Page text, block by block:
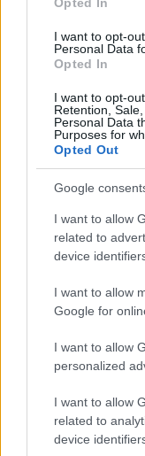
I want to opt-
Personal Data
Opted In
I want to opt-
Retention,
Personal Data
Purposes for
Opted Out
Google
I want to allow
related to
device
I want to allow
Google for
I want to allow
personalized
I want to allow
related to
device
munkáltatói jogaikat
Sok volt az
kapott, más
A Szolnok megyei
további üzemeltetését
Csendélet 5.0: alig
élhető város
Pénteken újra
Napokon belül
Országgyűlés
Kiterjedt tüzek
Harmadfokú
A zárkában rosszul
számoltak be a